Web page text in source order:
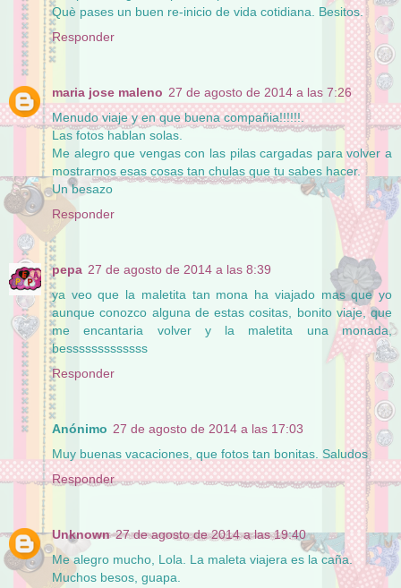
Què pases un buen re-inicio de vida cotidiana. Besitos.
Responder
maria jose maleno 27 de agosto de 2014 a las 7:26
Menudo viaje y en que buena compañia!!!!!!.
Las fotos hablan solas.
Me alegro que vengas con las pilas cargadas para volver a
mostrarnos esas cosas tan chulas que tu sabes hacer.
Un besazo
Responder
pepa 27 de agosto de 2014 a las 8:39
ya veo que la maletita tan mona ha viajado mas que yo
aunque conozco alguna de estas cositas, bonito viaje, que
me encantaria volver y la maletita una monada,
besssssssssssss
Responder
Anónimo 27 de agosto de 2014 a las 17:03
Muy buenas vacaciones, que fotos tan bonitas. Saludos
Responder
Unknown 27 de agosto de 2014 a las 19:40
Me alegro mucho, Lola. La maleta viajera es la caña.
Muchos besos, guapa.